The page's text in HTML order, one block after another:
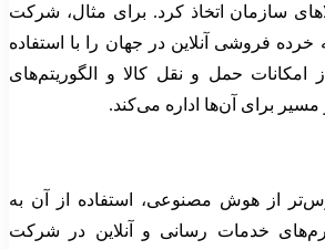
سازمان اتخاذ کرد. برای مثال، شرکت
خرده فروشی آنلاین در جهان را با استفاده
امکانات حمل و نقل کالا و الگوریتم‌های
برای آن‌ها اداره می‌کند.
از هوش مصنوعی، استفاده از آن به
خدمات رسانی و آنلاین در شرکت